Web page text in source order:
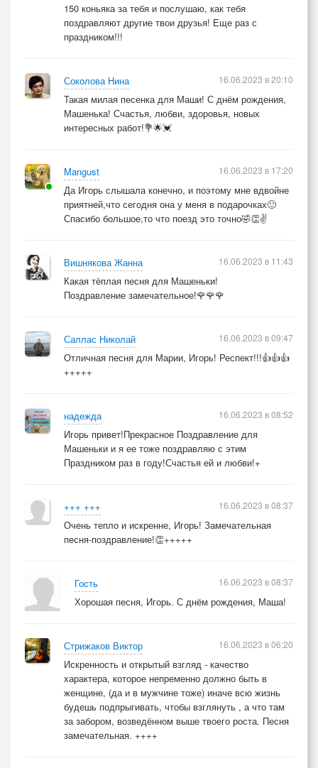
150 коньяка за тебя и послушаю, как тебя
поздравляют другие твои друзья! Еще раз с
праздником!!!
Соколова Нина
Такая милая песенка для Маши! С днём рождения,
Машенька! Счастья, любви, здоровья, новых
интересных работ!💐🌟💓
16.06.2023 в 20:10
Mangust
Да Игорь слышала конечно, и поэтому мне вдвойне
приятней,что сегодня она у меня в подарочках🙂
Спасибо большое,то что поезд это точно🤣👏✌️
16.06.2023 в 17:20
Вишнякова Жанна
Какая тёплая песня для Машеньки!
Поздравление замечательное!🌹🌹🌹
16.06.2023 в 11:43
Саллас Николай
Отличная песня для Марии, Игорь! Респект!!!👍👍👍
+++++
16.06.2023 в 09:47
надежда
Игорь привет!Прекрасное Поздравление для
Машеньки и я ее тоже поздравляю с этим
Праздником раз в году!Счастья ей и любви!+
16.06.2023 в 08:52
+++ +++
Очень тепло и искренне, Игорь! Замечательная
песня-поздравление!👏+++++
16.06.2023 в 08:37
Гость
Хорошая песня, Игорь. С днём рождения, Маша!
16.06.2023 в 08:37
Стрижаков Виктор
Искренность и открытый взгляд - качество
характера, которое непременно должно быть в
женщине, (да и в мужчине тоже) иначе всю жизнь
будешь подпрыгивать, чтобы взглянуть , а что там
за забором, возведённом выше твоего роста. Песня
замечательная. ++++
16.06.2023 в 06:20